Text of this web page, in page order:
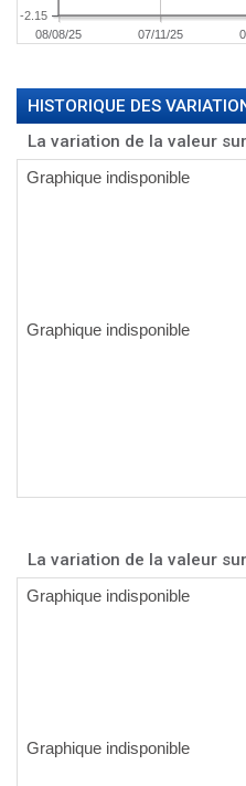
08/08/25 07/11/25
-2.15
HISTORIQUE DES
La variation de la valeur
La variation de la valeur